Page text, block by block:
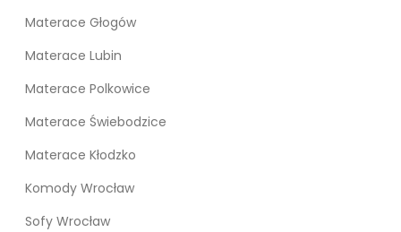
Materace Głogów
Materace Lubin
Materace Polkowice
Materace Świebodzice
Materace Kłodzko
Komody Wrocław
Sofy Wrocław